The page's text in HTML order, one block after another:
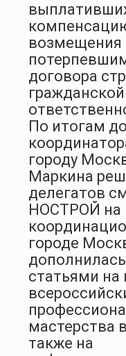
возмещения
договора
гражданской
По итогам
городу
Маркина
делегатов
НОСТРОЙ на
городе
статьями на
мастерства
также на